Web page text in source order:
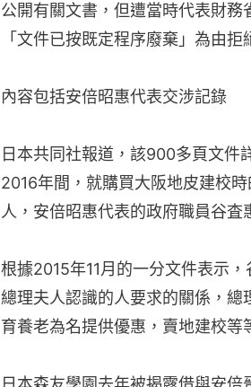
公開有關文書，但遭當時代表財
「文件已按既定程序廢棄」為由拒
內容包括安倍昭惠代表交涉記錄
日本共同社報道，該900多頁文件
2016年間，就購買大阪地皮建校
人，安倍昭惠代表的政府職員谷査
根據2015年11月的一分文件表示
總理夫人認識的人要求的關係，
育養老為名提供優惠，賣地建校等